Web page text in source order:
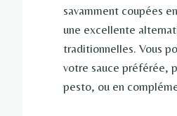
savamment coupées
une excellente
traditionnelles. Vous
votre sauce préférée,
pesto, ou en